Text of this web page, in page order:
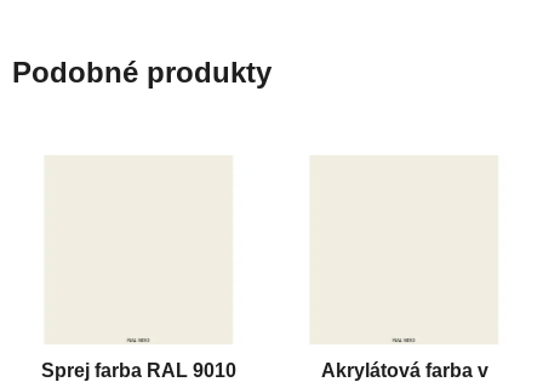
Podobné produkty
Sprej farba RAL 9010
Akrylátová farba v